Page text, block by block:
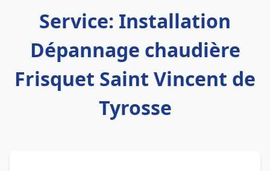
Service: Installation
Dépannage chaudière
Frisquet Saint Vincent de
Tyrosse